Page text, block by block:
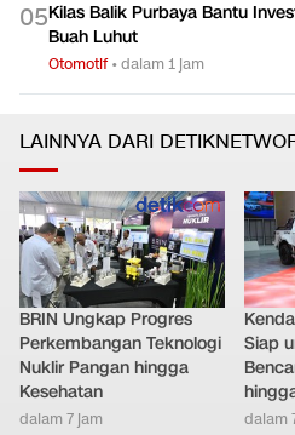
05Kilas Balik Purbaya Bantu
Buah Luhut
Otomotif•dalam 1 jam
LAINNYA DARI
BRIN Ungkap Progres
Perkembangan Teknologi
Nuklir Pangan hingga
Kesehatan
dalam 7 jam
Siap
dalam